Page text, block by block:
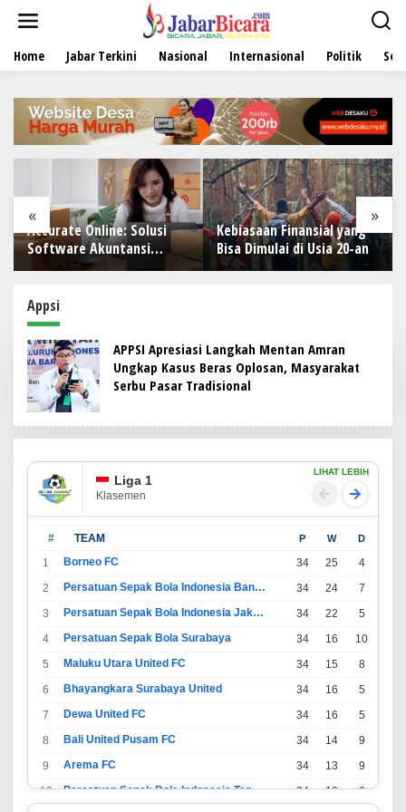
t
Home Jabar Terkini Nasional Internasional Politik
« »
Accurate Online: Solusi
Software Akuntansi
Modern untuk Bisnis
Kebiasaan Finansial yang
Bisa Dimulai di Usia 20-an
Appsi
APPSI Apresiasi Langkah Mentan Amran
Ungkap Kasus Beras Oplosan, Masyarakat
Serbu Pasar Tradisional
Liga 1
Klasemen
LIHAT LEBIH
# TEAM P W D
1 Borneo FC 34 25 4
2
Persatuan Sepak Bola Indonesia Bandung 34 24 7
3
Persatuan Sepak Bola Indonesia Jakarta 34 22 5
4
Persatuan Sepak Bola Surabaya 34 16 10
5
Maluku Utara United FC 34 15 8
6
Bhayangkara Surabaya United 34 16 5
7
Dewa United FC 34 16 5
8
Bali United Pusam FC 34 14 9
9
Arema FC 34 13 9
10
Persatuan Sepak Bola Indonesia Tangerang 34 13 6